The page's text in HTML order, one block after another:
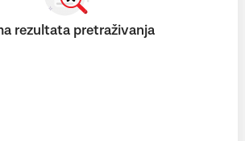
rezultata pretraživanja